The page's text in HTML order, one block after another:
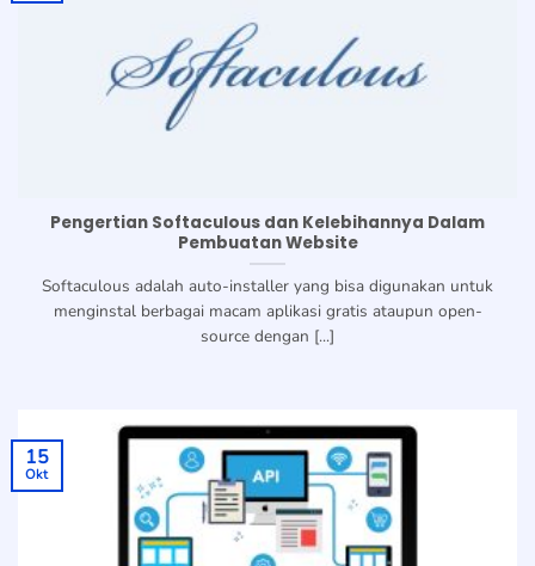
Pengertian Softaculous dan Kelebihannya Dalam
Pembuatan Website
Softaculous adalah auto-installer yang bisa digunakan untuk
menginstal berbagai macam aplikasi gratis ataupun open-
source dengan [...]
15
Okt